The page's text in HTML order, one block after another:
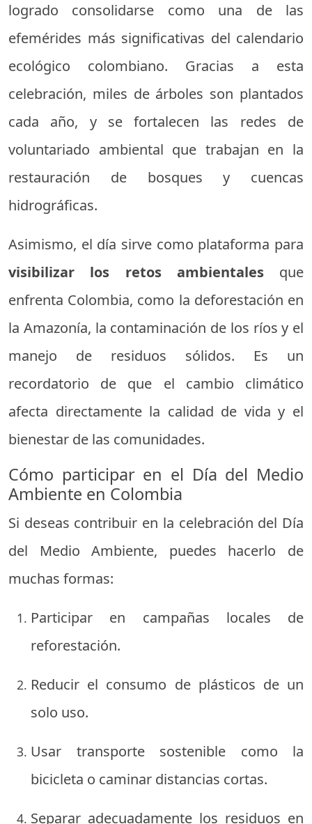
logrado consolidarse como una de las
efemérides más significativas del calendario
ecológico colombiano. Gracias a esta
celebración, miles de árboles son plantados
cada año, y se fortalecen las redes de
voluntariado ambiental que trabajan en la
restauración de bosques y cuencas
hidrográficas.
Asimismo, el día sirve como plataforma para
visibilizar los retos ambientalesque
enfrenta Colombia, como la deforestación en
la Amazonía, la contaminación de los ríos y el
manejo de residuos sólidos. Es un
recordatorio de que el cambio climático
afecta directamente la calidad de vida y el
bienestar de las comunidades.
Cómo participar en el Día del Medio
Ambiente en Colombia
Si deseas contribuir en la celebración del Día
del Medio Ambiente, puedes hacerlo de
muchas formas:
Participar en campañas locales de
reforestación.
Reducir el consumo de plásticos de un
solo uso.
Usar transporte sostenible como la
bicicleta o caminar distancias cortas.
Separar adecuadamente los residuos en